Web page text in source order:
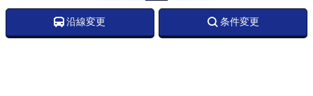
沿線変更 条件変更